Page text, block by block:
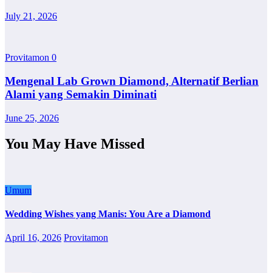
July 21, 2026
Provitamon 0
Mengenal Lab Grown Diamond, Alternatif Berlian
Alami yang Semakin Diminati
June 25, 2026
You May Have Missed
Umum
Wedding Wishes yang Manis: You Are a Diamond
April 16, 2026 Provitamon